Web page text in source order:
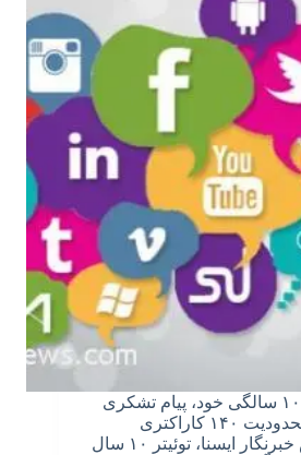
توئیتر به مناسبت تولد ۱۰ سالگی خود، پیام تشکری
در قالب یک توئیت با محدودیت ۱۴۰ کاراکتری
منتشر کرد. به گزارش خبرنگار ایسنا، توئیتر ۱۰ سال